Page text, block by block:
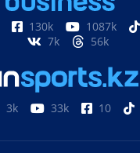
130k 1087k
7k
56k
3k 33k 10